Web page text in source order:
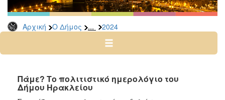
Αρχική Ο Δήμος ... 2024
Αρχείο
2026
2024
2022
Πάμε? Το πολιτιστικό ημερολόγιο του
Δήμου Ηρακλείου